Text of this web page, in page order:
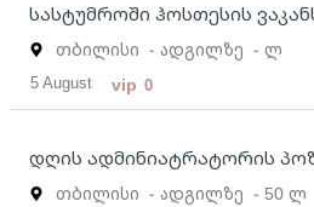
სასტუმროში ჰოსთესის
თბილისი - ადგილზე - ლ
5 August vip 0
დღის ადმინიატრატორის
თბილისი - ადგილზე - 50 ლ